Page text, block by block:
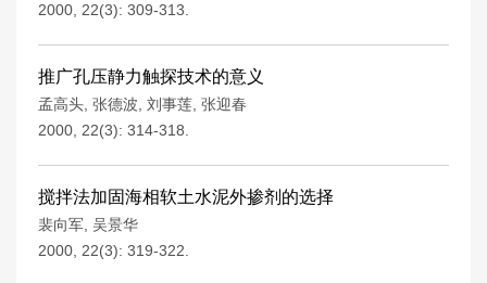
2000, 22(3): 309-313.
推广孔压静力触探技术的意义
孟高头 张德波 刘事莲 张迎春
2000, 22(3): 314-318.
搅拌法加固海相软土水泥外掺剂的选择
裴向军 吴景华
2000, 22(3): 319-322.